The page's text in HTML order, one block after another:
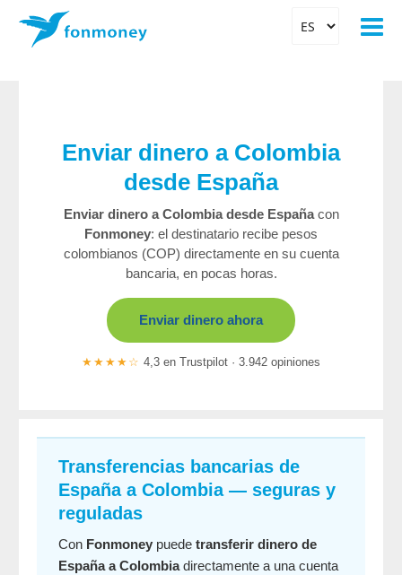
Enviar dinero a Colombia
desde España
Enviar dinero a Colombia desde Españacon
Fonmoney: el destinatario recibe pesos
colombianos (COP) directamente en su cuenta
bancaria, en pocas horas.
Enviar dinero ahora
★★★★☆ 4,3 en Trustpilot · 3.942 opiniones
Transferencias bancarias de
España a Colombia — seguras y
reguladas
Con Fonmoney puede transferir dinero de
España a Colombiadirectamente a una cuenta